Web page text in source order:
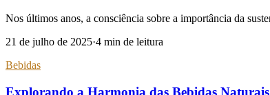
Nos últimos anos, a consciência sobre a importância da
21 de julho de 2025·4 min de leitura
Bebidas
Explorando a Harmonia das Bebidas